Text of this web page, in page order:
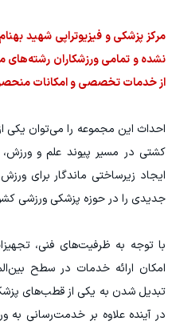
مرکز پزشکی و فیزیوتراپی شهید
نشده و تمامی ورزشکاران
از خدمات تخصصی و امکانات
احداث این مجموعه را می‌توان یکی
کشتی در مسیر پیوند علم و
ایجاد زیرساختی ماندگار برای
جدیدی را در حوزه پزشکی ورزشی
با توجه به ظرفیت‌های فنی،
امکان ارائه خدمات در سطح
تبدیل شدن به یکی از قطب‌های
در آینده علاوه بر خدمت‌رسانی به